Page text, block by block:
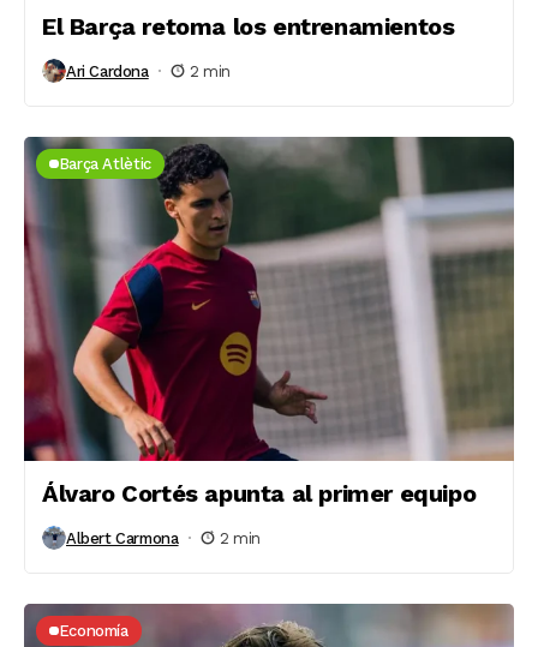
El Barça retoma los entrenamientos
Ari Cardona 2 min
Barça Atlètic
Álvaro Cortés apunta al primer equipo
Albert Carmona 2 min
Economía